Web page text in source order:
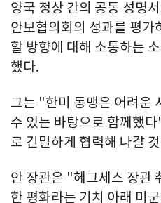
양국 정상 간의 공동 성명
안보협의회의 성과를 평가
할 방향에 대해 소통하는
했다.
그는 "한미 동맹은 어려운
수 있는 바탕으로 함께했
로 긴밀하게 협력해 나갈
안 장관은 "헤그세스 장관
한 평화라는 기치 아래 미